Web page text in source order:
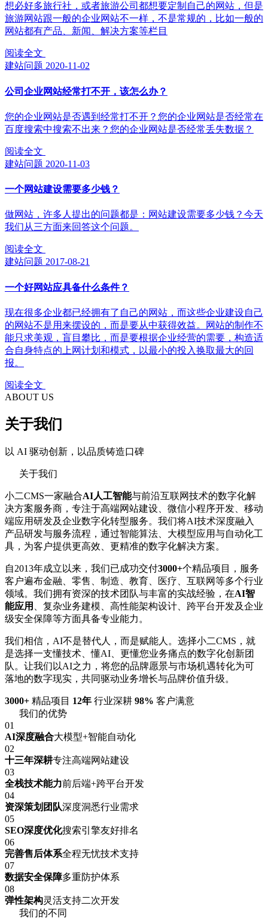
想必好多旅行社，或者旅游公司都想要定制自己的网站，但是
旅游网站跟一般的企业网站不一样，不是常规的，比如一般的
网站都有产品、新闻、解决方案等栏目
阅读全文
建站问题 2020-11-02
公司企业网站经常打不开，该怎么办？
您的企业网站是否遇到经常打不开？您的企业网站是否经常在
百度搜索中搜索不出来？您的企业网站是否经常丢失数据？
阅读全文
建站问题 2020-11-03
一个网站建设需要多少钱？
做网站，许多人提出的问题都是：网站建设需要多少钱？今天
我们从三方面来回答这个问题。
阅读全文
建站问题 2017-08-21
一个好网站应具备什么条件？
现在很多企业都已经拥有了自己的网站，而这些企业建设自己
的网站不是用来摆设的，而是要从中获得效益。网站的制作不
能只求美观，盲目攀比，而是要根据企业经营的需要，构造适
合自身特点的上网计划和模式，以最小的投入换取最大的回
报。
阅读全文
ABOUT US
关于我们
以 AI 驱动创新，以品质铸造口碑
关于我们
小二CMS一家融合AI人工智能与前沿互联网技术的数字化解
决方案服务商，专注于高端网站建设、微信小程序开发、移动
端应用研发及企业数字化转型服务。我们将AI技术深度融入
产品研发与服务流程，通过智能算法、大模型应用与自动化工
具，为客户提供更高效、更精准的数字化解决方案。
自2013年成立以来，我们已成功交付3000+个精品项目，服务
客户遍布金融、零售、制造、教育、医疗、互联网等多个行业
领域。我们拥有资深的技术团队与丰富的实战经验，在AI智
能应用
、复杂业务建模、高性能架构设计、跨平台开发及企业
级安全保障等方面具备专业能力。
我们相信，AI不是替代人，而是赋能人。选择小二CMS，就
是选择一支懂技术、懂AI、更懂您业务痛点的数字化创新团
队。让我们以AI之力，将您的品牌愿景与市场机遇转化为可
落地的数字现实，共同驱动业务增长与品牌价值升级。
3000+ 精品项目 12年 行业深耕 98% 客户满意
我们的优势
01
AI深度融合大模型+智能自动化
02
十三年深耕专注高端网站建设
03
全栈技术能力前后端+跨平台开发
04
资深策划团队深度洞悉行业需求
05
SEO深度优化搜索引擎友好排名
06
完善售后体系全程无忧技术支持
07
数据安全保障多重防护体系
08
弹性架构灵活支持二次开发
我们的不同